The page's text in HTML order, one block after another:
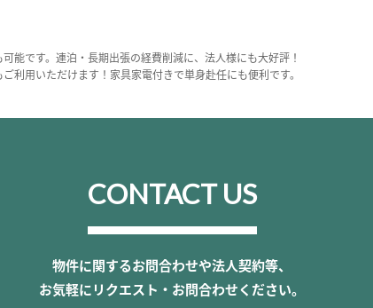
能です。連泊・長期出張の経費削減に、法人様にも大好評！
利用いただけます！家具家電付きで単身赴任にも便利です。
CONTACT US
物件に関するお問合わせや法人契約等、
お気軽にリクエスト・お問合わせください。